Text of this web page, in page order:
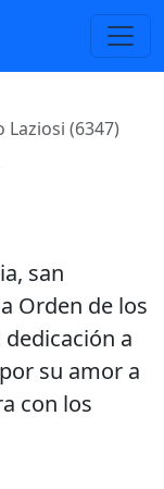
Laziosi (6347)
san
Orden de los
a
su amor a
con los